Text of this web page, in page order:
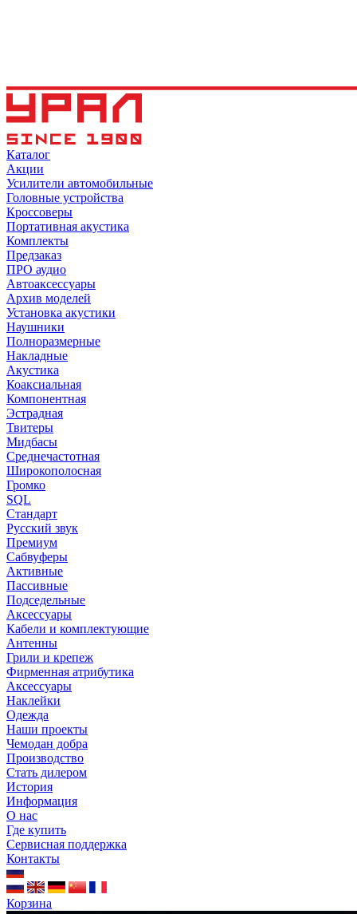
Каталог
Акции
Усилители автомобильные
Головные устройства
Кроссоверы
Портативная акустика
Комплекты
Предзаказ
ПРО аудио
Автоаксессуары
Архив моделей
Установка акустики
Наушники
Полноразмерные
Накладные
Акустика
Коаксиальная
Компонентная
Эстрадная
Твитеры
Мидбасы
Среднечастотная
Широкополосная
Громко
SQL
Стандарт
Русский звук
Премиум
Сабвуферы
Активные
Пассивные
Подседельные
Аксессуары
Кабели и комплектующие
Антенны
Грили и крепеж
Фирменная атрибутика
Аксессуары
Наклейки
Одежда
Наши проекты
Чемодан добра
Производство
Стать дилером
История
Информация
О нас
Где купить
Сервисная поддержка
Контакты
Корзина